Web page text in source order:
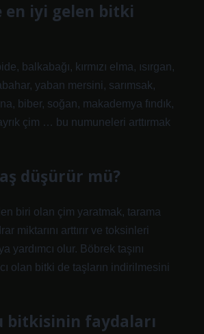
en iyi gelen bitki
balkabağı, kırmızı elma, ısırgan,
yaban mersini, sarımsak,
biber, soğan, makademya fındık,
çim … bu numuneleri arttırmak
düşürür mü?
biri olan çim yaratmak, tarama
miktarını arttırır ve toksinleri
yardımcı olur. Böbrek taşını
olan bitki de taşların indirilmesini
bitkisinin faydaları